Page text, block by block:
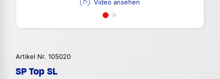
Video ansehen
Artikel Nr. 105020
SP Top SL